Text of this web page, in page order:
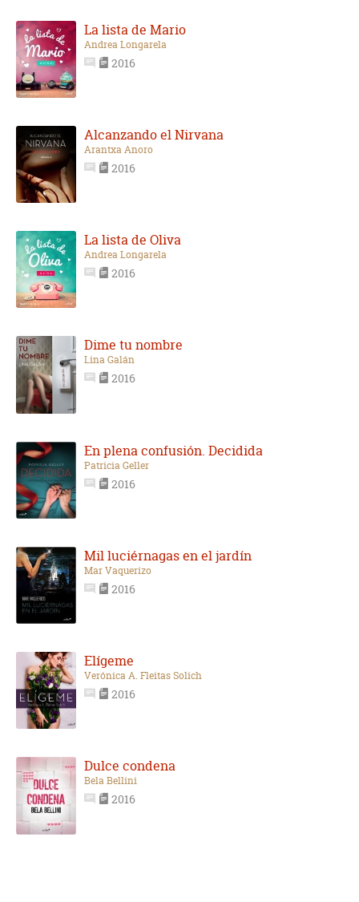
La lista de Mario
Andrea Longarela
2016
Alcanzando el Nirvana
Arantxa Anoro
2016
La lista de Oliva
Andrea Longarela
2016
Dime tu nombre
Lina Galán
2016
En plena confusión. Decidida
Patricia Geller
2016
Mil luciérnagas en el jardín
Mar Vaquerizo
2016
Elígeme
Verónica A. Fleitas Solich
2016
Dulce condena
Bela Bellini
2016